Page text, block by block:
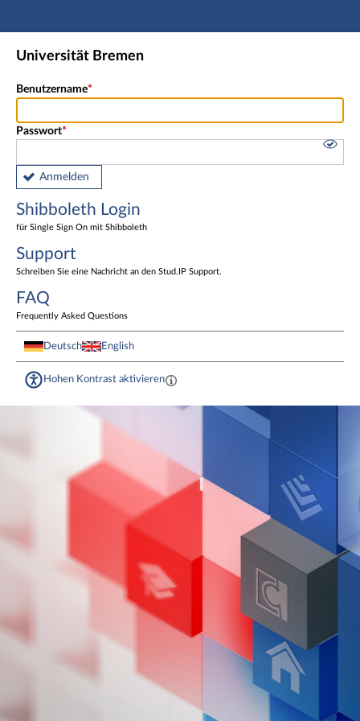
Hauptnavigation
Shibboleth Login
Universität Bremen
Benutzername
Passwort
Anmelden
Shibboleth Login
für Single Sign On mit Shibboleth
Support
Schreiben Sie eine Nachricht an den Stud.IP Support.
FAQ
Frequently Asked Questions
Deutsch English
Hohen Kontrast aktivieren